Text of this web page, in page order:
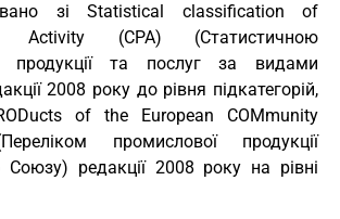
зі Statistical classification of
(CPA) (Статистичною
продукції та послуг за видами
2008 року до рівня підкатегорій,
of the European COMmunity
промислової продукції
Союзу) редакції 2008 року на рівні